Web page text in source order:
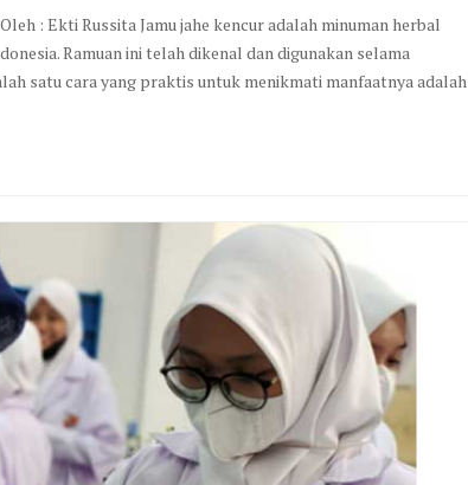
: Ekti Russita Jamu jahe kencur adalah minuman herbal
Ramuan ini telah dikenal dan digunakan selama
satu cara yang praktis untuk menikmati manfaatnya adalah